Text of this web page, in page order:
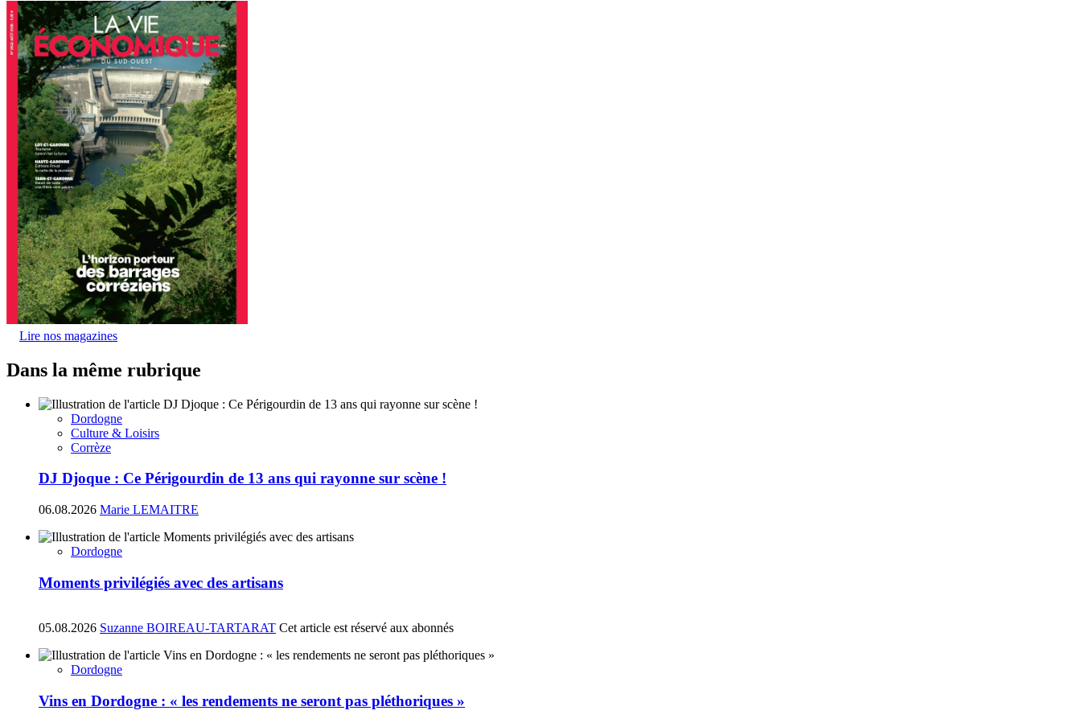
Lire nos magazines
Dans la même rubrique
Dordogne
Culture & Loisirs
Corrèze
DJ Djoque : Ce Périgourdin de 13 ans qui rayonne sur scène !
06.08.2026 Marie LEMAITRE
Dordogne
Moments privilégiés avec des artisans
05.08.2026 Suzanne BOIREAU-TARTARAT Cet article est réservé aux abonnés
Dordogne
Vins en Dordogne : « les rendements ne seront pas pléthoriques »